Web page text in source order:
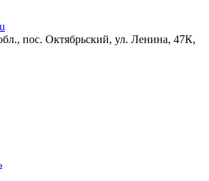
пос. Октябрьский, ул. Ленина, 47К,